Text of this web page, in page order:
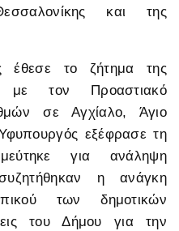
και της
έθεσε το ζήτημα της
τον Προαστιακό
σε Αγχίαλο, Άγιο
εξέφρασε τη
για ανάληψη
η ανάγκη
των δημοτικών
του Δήμου για την